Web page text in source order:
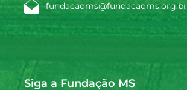
fundacaoms@fundacaoms.org.br
Siga a Fundação MS